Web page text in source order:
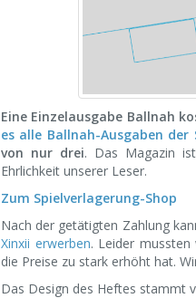
Eine Einzelausgabe Ballnah
es alle Ballnah-Ausgaben der
von nur drei. Das Magazin
Ehrlichkeit unserer Leser.
Zum Spielverlagerung-Shop
Nach der getätigten Zahlung
Xinxii erwerben. Leider
die Preise zu stark erhöht hat.
Das Design des Heftes stammt